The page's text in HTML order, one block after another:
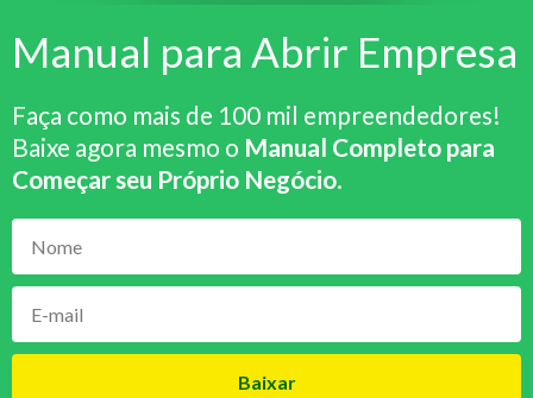
Manual para Abrir Empresa
Faça como mais de 100 mil empreendedores!
Baixe agora mesmo o Manual Completo para
Começar seu Próprio Negócio.
Baixar